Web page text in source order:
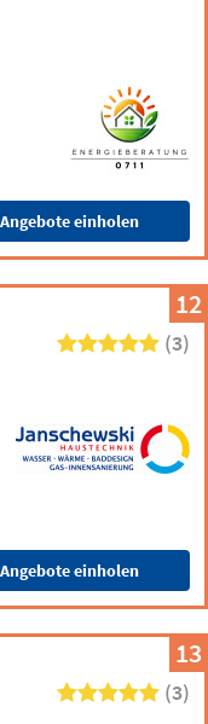
einholen
12
(3)
einholen
13
(3)